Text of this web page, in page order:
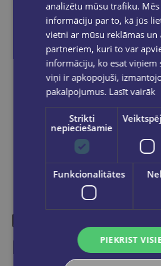
pakomātiem Latvijā
Bezmaksas piegāde
grāmatnīcā 1-5 darba
pasūtījums būs gatavs
e-pastu un/ vai SMS.
Dalies sociālajos tīklos:
Līdzīgas preces
analizētu mūsu trafiku.
informāciju par to, kā jūs
vietni ar mūsu reklāmas un
partneriem, kuri to var
informāciju, ko esat viņiem
viņi ir apkopojuši,
pakalpojumus. Lasīt vairāk
Strikti
nepieciešamie
Funkcionalitātes
PIEKRIST